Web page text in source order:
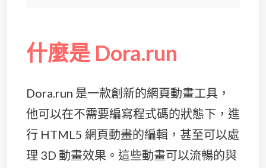
什麼是 Dora.run
Dora.run 是一款創新的網頁動畫工具，
他可以在不需要編寫程式碼的狀態下，進
行 HTML5 網頁動畫的編輯，甚至可以處
理 3D 動畫效果。這些動畫可以流暢的與